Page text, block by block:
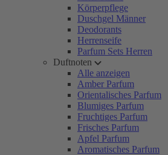
Körperpflege
Duschgel Männer
Deodorants
Herrenseife
Parfum Sets Herren
Duftnoten
Alle anzeigen
Amber Parfum
Orientalisches Parfum
Blumiges Parfum
Fruchtiges Parfum
Frisches Parfum
Apfel Parfum
Aromatisches Parfum